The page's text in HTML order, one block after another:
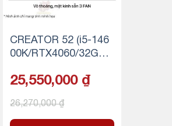
CREATOR 52 (i5-146
00K/RTX4060/32GB
Me)
25,550,000 ₫
26,270,000₫